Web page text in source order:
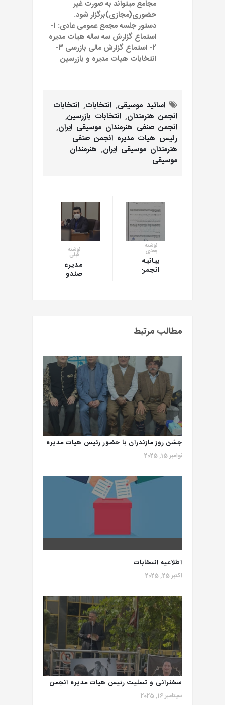
مجامع میتواند به صورت غیر
حضوری(مجازی)برگزار شود.
دستور جلسه مجمع عمومی عادی: ۱-
استماع گزارش سه ساله هیات مدیره
۲- استماع گزارش مالی بازرسی ۳-
انتخابات هیات مدیره و بازرسین
اساتید موسیقی, انتخابات, انتخابات
انجمن هنرمندان, انتخابات بازرسین,
انجمن صنفی هنرمندان موسیقی ایران,
رئیس هیات مدیره انجمن صنفی
هنرمندان موسیقی ایران, هنرمندان
موسیقی
نوشته
قبلی
مدیرعامل
صندوق
حق
بیمه
تامین
اجتماعی
سهم
هنرمندان
نوشته
بعدی
بیانیه
انجمن
حمایت
از
فرهنگ
و
ارشاد
مطالب مرتبط
جشن روز مازندران با حضور رئیس هیات مدیره
انجمن صنفی هنرمندان موسیقی ایران
نوامبر 15, 2025
اطلاعیه انتخابات
اکتبر 25, 2025
سخنرانی و تسلیت رئیس هیات مدیره انجمن
صنفی هنرمندان موسیقی ایران درمراسم
سپتامبر 16, 2025